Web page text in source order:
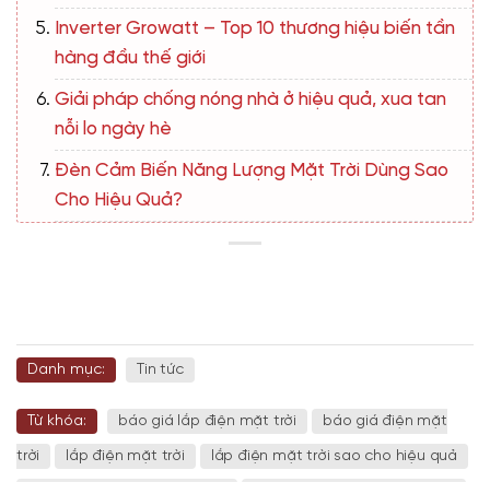
Inverter Growatt – Top 10 thương hiệu biến tần
hàng đầu thế giới
Giải pháp chống nóng nhà ở hiệu quả, xua tan
nỗi lo ngày hè
Đèn Cảm Biến Năng Lượng Mặt Trời Dùng Sao
Cho Hiệu Quả?
Danh mục: Tin tức
Từ khóa: báo giá lắp điện mặt trời báo giá điện mặt
trời lắp điện mặt trời lắp điện mặt trời sao cho hiệu quả